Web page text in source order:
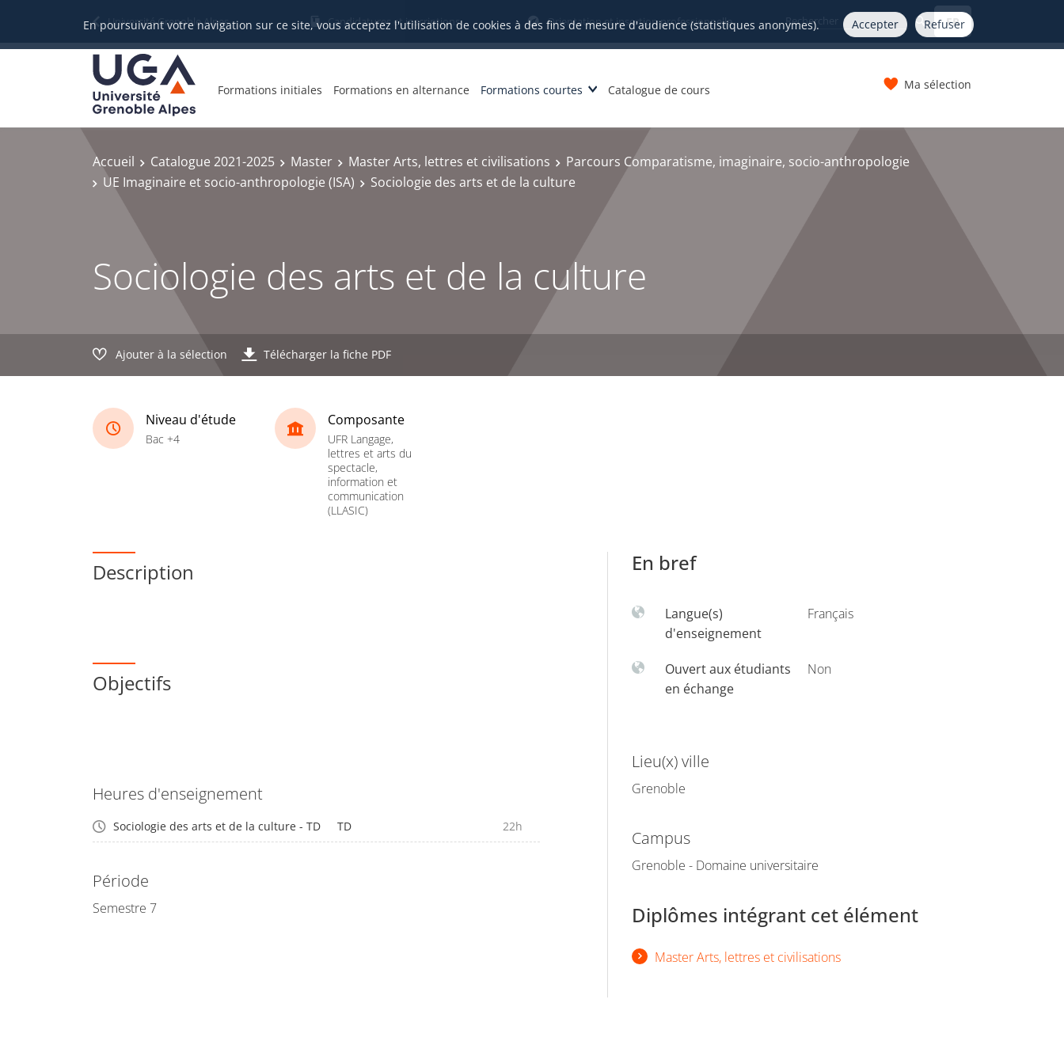
En poursuivant votre navigation sur ce site, vous acceptez l'utilisation de cookies à des fins de mesure d'audience (statistiques anonymes). Accepter Refuser
Université Grenoble Alpes Candidatures et inscriptions Orientation et insertion professionnelle FR
Formations initiales Formations en alternance Formations courtes Catalogue de cours Ma sélection
Accueil Catalogue 2021-2025 Master Master Arts, lettres et civilisations
Parcours Comparatisme, imaginaire, socio-anthropologie
UE Imaginaire et socio-anthropologie (ISA)
Sociologie des arts et de la culture
Sociologie des arts et de la culture
Ajouter à la sélection Télécharger la fiche PDF
Niveau d'étude
Bac +4
Composante
UFR Langage,
lettres et arts du
spectacle,
information et
communication
(LLASIC)
Description
Objectifs
Heures d'enseignement
Sociologie des arts et de la culture - TD TD 22h
Période
Semestre 7
En bref
Langue(s)
d'enseignement
Français
Ouvert aux étudiants
en échange
Non
Lieu(x) ville
Grenoble
Campus
Grenoble - Domaine universitaire
Diplômes intégrant cet élément
Master Arts, lettres et civilisations